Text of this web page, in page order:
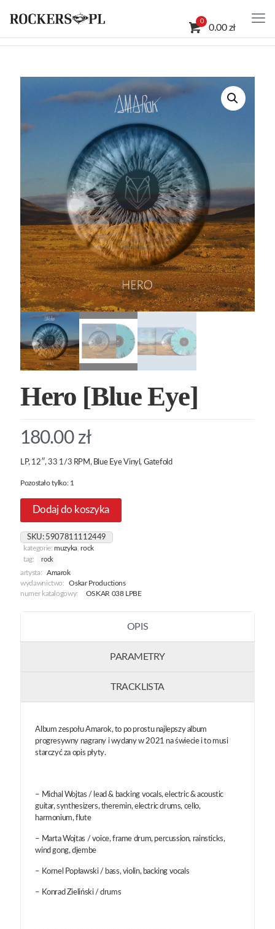
0
0.00 zł
Hero [Blue Eye]
180.00 zł
LP, 12″, 33 1/3 RPM, Blue Eye Vinyl, Gatefold
Pozostało tylko: 1
Dodaj do koszyka
SKU: 5907811112449
kategorie:muzyka ,rock
tag:
rock
artysta:
Amarok
wydawnictwo:
Oskar Productions
numer katalogowy:
OSKAR 038 LPBE
OPIS
PARAMETRY
TRACKLISTA
Album zespołu Amarok, to po prostu najlepszy album
progresywny nagrany i wydany w 2021 na świecie i to musi
starczyć za opis płyty.
– Michal Wojtas / lead & backing vocals, electric & acoustic
guitar, synthesizers, theremin, electric drums, cello,
harmonium, flute
– Marta Wojtas / voice, frame drum, percussion, rainsticks,
wind gong, djembe
– Kornel Popławski / bass, violin, backing vocals
– Konrad Zieliński / drums